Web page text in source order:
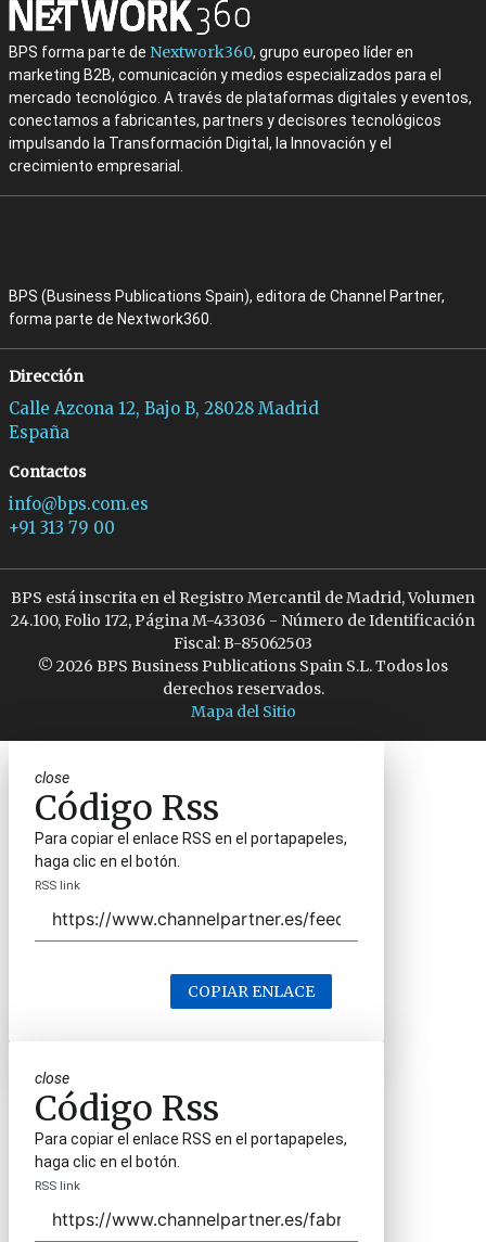
BPS forma parte de Nextwork360, grupo europeo líder en
marketing B2B, comunicación y medios especializados para el
mercado tecnológico. A través de plataformas digitales y eventos,
conectamos a fabricantes, partners y decisores tecnológicos
impulsando la Transformación Digital, la Innovación y el
crecimiento empresarial.
BPS (Business Publications Spain), editora de Channel Partner,
forma parte de Nextwork360.
Dirección
Calle Azcona 12, Bajo B, 28028 Madrid
España
Contactos
info@bps.com.es
+91 313 79 00
BPS está inscrita en el Registro Mercantil de Madrid, Volumen
24.100, Folio 172, Página M-433036 - Número de Identificación
Fiscal: B-85062503
© 2026 BPS Business Publications Spain S.L. Todos los
derechos reservados.
Mapa del Sitio
close
Código Rss
Para copiar el enlace RSS en el portapapeles,
haga clic en el botón.
RSS link
COPIAR ENLACE
close
Código Rss
Para copiar el enlace RSS en el portapapeles,
haga clic en el botón.
RSS link